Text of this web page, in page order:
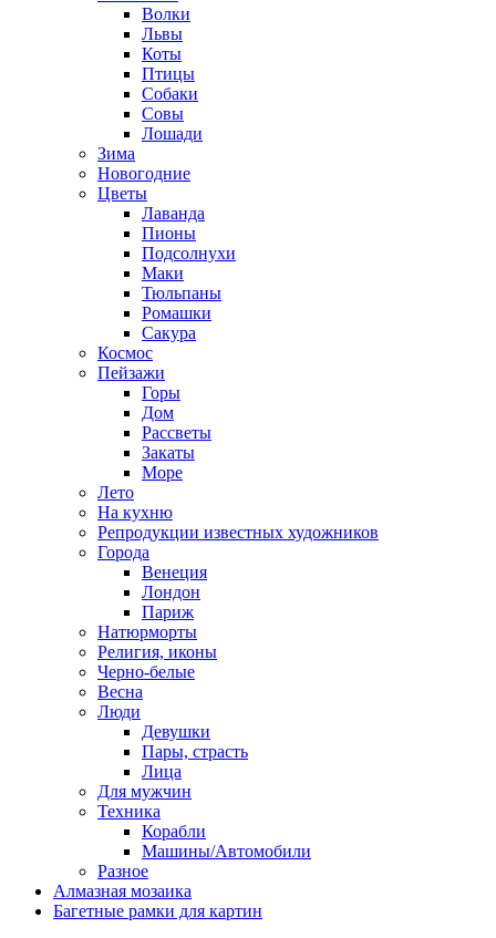
Волки
Львы
Коты
Птицы
Собаки
Совы
Лошади
Зима
Новогодние
Цветы
Лаванда
Пионы
Подсолнухи
Маки
Тюльпаны
Ромашки
Сакура
Космос
Пейзажи
Горы
Дом
Рассветы
Закаты
Море
Лето
На кухню
Репродукции известных художников
Города
Венеция
Лондон
Париж
Натюрморты
Религия, иконы
Черно-белые
Весна
Люди
Девушки
Пары, страсть
Лица
Для мужчин
Техника
Корабли
Машины/Автомобили
Разное
Алмазная мозаика
Багетные рамки для картин